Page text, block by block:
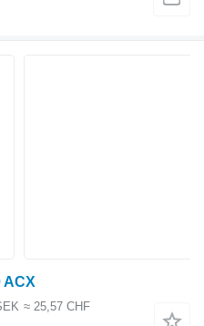
ACX
≈ 25,57 CHF